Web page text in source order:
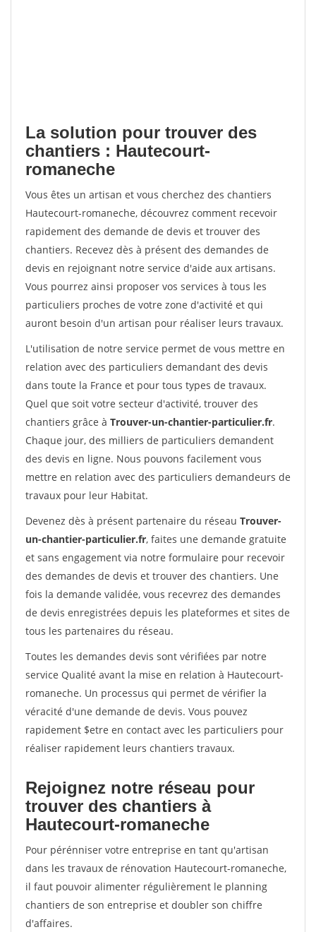
La solution pour trouver des
chantiers : Hautecourt-
romaneche
Vous êtes un artisan et vous cherchez des chantiers
Hautecourt-romaneche, découvrez comment recevoir
rapidement des demande de devis et trouver des
chantiers. Recevez dès à présent des demandes de
devis en rejoignant notre service d'aide aux artisans.
Vous pourrez ainsi proposer vos services à tous les
particuliers proches de votre zone d'activité et qui
auront besoin d'un artisan pour réaliser leurs travaux.
L'utilisation de notre service permet de vous mettre en
relation avec des particuliers demandant des devis
dans toute la France et pour tous types de travaux.
Quel que soit votre secteur d'activité, trouver des
chantiers grâce à Trouver-un-chantier-particulier.fr.
Chaque jour, des milliers de particuliers demandent
des devis en ligne. Nous pouvons facilement vous
mettre en relation avec des particuliers demandeurs de
travaux pour leur Habitat.
Devenez dès à présent partenaire du réseau Trouver-
un-chantier-particulier.fr, faites une demande gratuite
et sans engagement via notre formulaire pour recevoir
des demandes de devis et trouver des chantiers. Une
fois la demande validée, vous recevrez des demandes
de devis enregistrées depuis les plateformes et sites de
tous les partenaires du réseau.
Toutes les demandes devis sont vérifiées par notre
service Qualité avant la mise en relation à Hautecourt-
romaneche. Un processus qui permet de vérifier la
véracité d'une demande de devis. Vous pouvez
rapidement $etre en contact avec les particuliers pour
réaliser rapidement leurs chantiers travaux.
Rejoignez notre réseau pour
trouver des chantiers à
Hautecourt-romaneche
Pour pérénniser votre entreprise en tant qu'artisan
dans les travaux de rénovation Hautecourt-romaneche,
il faut pouvoir alimenter régulièrement le planning
chantiers de son entreprise et doubler son chiffre
d'affaires.